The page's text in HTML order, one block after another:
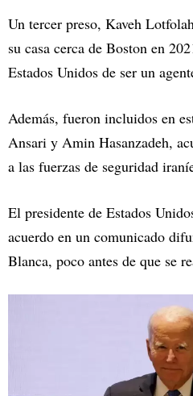
Un tercer preso, Kaveh
su casa cerca de Boston en
Estados Unidos de ser un
Además, fueron incluidos en
Ansari y Amin Hasanzadeh,
a las fuerzas de seguridad
El presidente de Estados
acuerdo en un comunicado
Blanca, poco antes de que se